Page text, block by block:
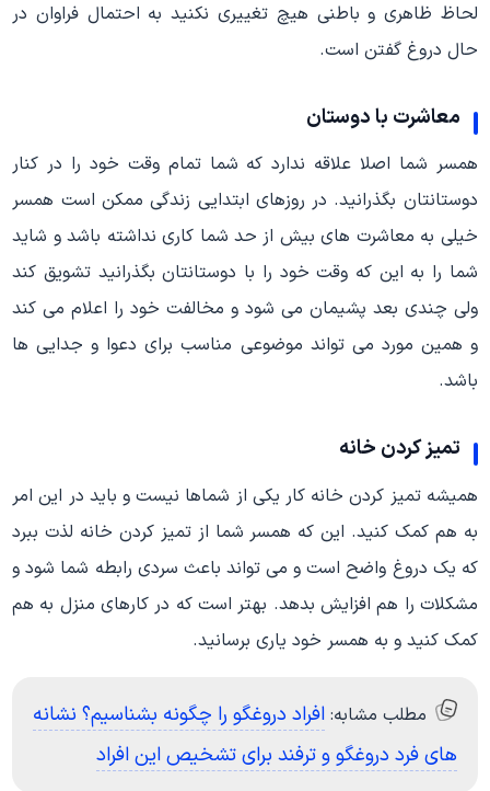
لحاظ ظاهری و باطنی هیچ تغییری نکنید به احتمال فراوان در
حال دروغ گفتن است.
معاشرت با دوستان
همسر شما اصلا علاقه ندارد که شما تمام وقت خود را در کنار
دوستانتان بگذرانید. در روزهای ابتدایی زندگی ممکن است همسر
خیلی به معاشرت های بیش از حد شما کاری نداشته باشد و شاید
شما را به این که وقت خود را با دوستانتان بگذرانید تشویق کند
ولی چندی بعد پشیمان می شود و مخالفت خود را اعلام می کند
و همین مورد می تواند موضوعی مناسب برای دعوا و جدایی ها
باشد.
تمیز کردن خانه
همیشه تمیز کردن خانه کار یکی از شماها نیست و باید در این امر
به هم کمک کنید. این که همسر شما از تمیز کردن خانه لذت ببرد
که یک دروغ واضح است و می تواند باعث سردی رابطه شما شود و
مشکلات را هم افزایش بدهد. بهتر است که در کارهای منزل به هم
کمک کنید و به همسر خود یاری برسانید.
مطلب مشابه: افراد دروغگو را چگونه بشناسیم؟ نشانه
های فرد دروغگو و ترفند برای تشخیص این افراد